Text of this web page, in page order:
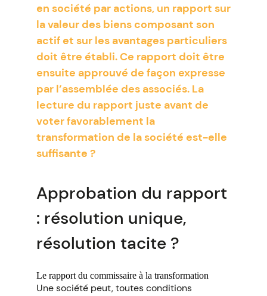
en société par actions, un rapport sur
la valeur des biens composant son
actif et sur les avantages particuliers
doit être établi. Ce rapport doit être
ensuite approuvé de façon expresse
par l’assemblée des associés. La
lecture du rapport juste avant de
voter favorablement la
transformation de la société est-elle
suffisante ?
Approbation du rapport
: résolution unique,
résolution tacite ?
Le rapport du commissaire à la transformation
Une société peut, toutes conditions